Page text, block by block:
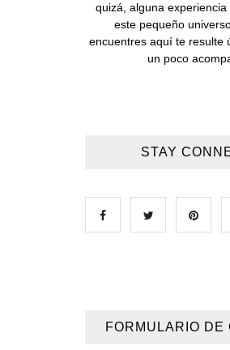
quizá, alguna
este pequeño
encuentres aquí te resulte
un poco
STAY
FORMULARIO DE